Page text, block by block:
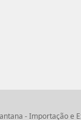
- Importação e